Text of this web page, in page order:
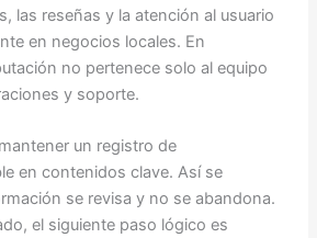
las reseñas y la atención al usuario
en negocios locales. En
no pertenece solo al equipo
y soporte.
un registro de
en contenidos clave. Así se
se revisa y no se abandona.
el siguiente paso lógico es